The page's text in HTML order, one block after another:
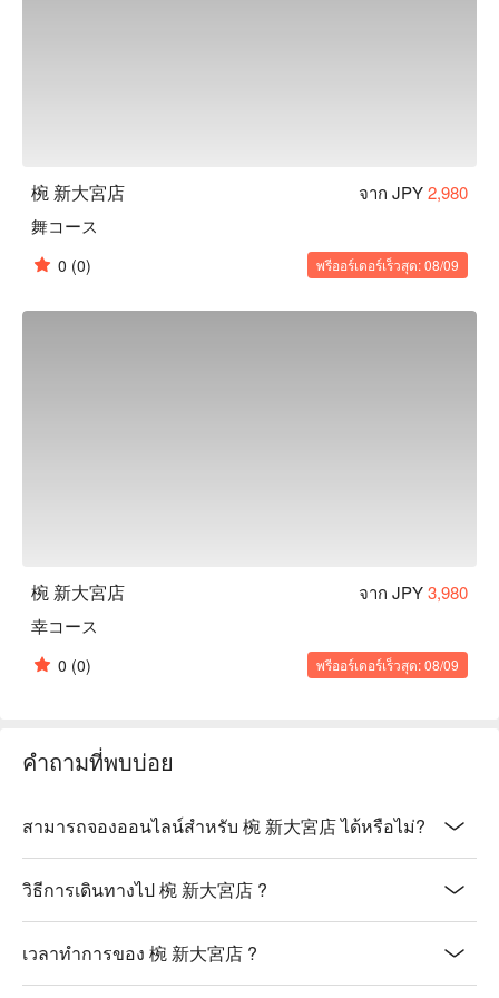
椀 新大宮店 จาก JPY2,980
舞コース
0 (0) พรีออร์เดอร์เร็วสุด: 08/09
椀 新大宮店 จาก JPY3,980
幸コース
0 (0) พรีออร์เดอร์เร็วสุด: 08/09
คำถามที่พบบ่อย
สามารถจองออนไลน์สำหรับ 椀 新大宮店 ได้หรือไม่?
วิธีการเดินทางไป 椀 新大宮店 ?
เวลาทำการของ 椀 新大宮店 ?